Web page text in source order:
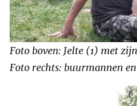
Foto boven: Jelte (1) met
Foto rechts: buurmannen